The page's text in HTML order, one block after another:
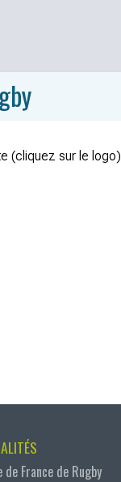
(cliquez sur le logo)
de France de Rugby